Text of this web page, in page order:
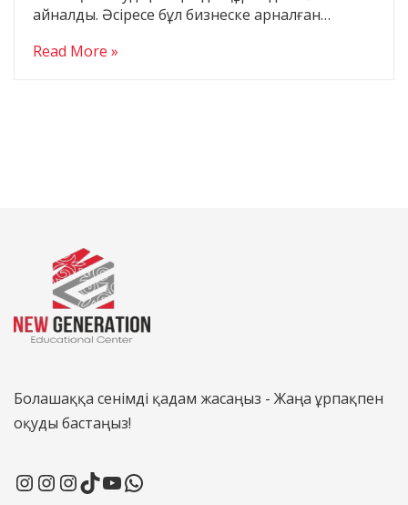
Языковые лагеря
айналды. Әсіресе бұл бизнеске арналған…
Read More »
Болашаққа сенімді қадам жасаңыз - Жаңа ұрпақпен
оқуды бастаңыз!